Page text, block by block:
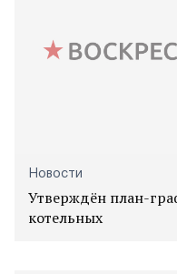
Новости
Утверждён план-
котельных